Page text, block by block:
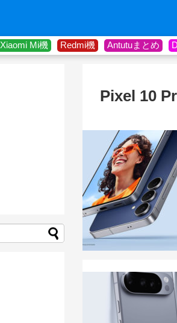
Xiaomi Mi機 Redmi機 Antutuまとめ
Pixel 10